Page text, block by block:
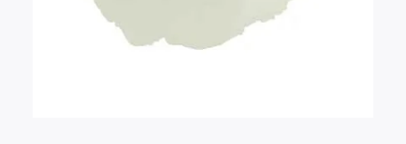
Schlafzimmer einen wirklich
einzigartigen Eindruck. Alles entspricht